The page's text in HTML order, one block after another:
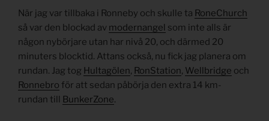
När jag var tillbaka i Ronneby och skulle ta RoneChurch
så var den blockad av modernangel som inte alls är
någon nybörjare utan har nivå 20, och därmed 20
minuters blocktid. Attans också, nu fick jag planera om
rundan. Jag tog Hultagölen, RonStation, Wellbridge och
Ronnebro för att sedan påbörja den extra 14 km-
rundan till
BunkerZone.